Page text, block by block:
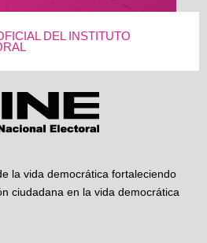
DEL INSTITUTO
la vida democrática fortaleciendo
ciudadana en la vida democrática